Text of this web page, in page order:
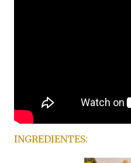
INGREDIENTES: